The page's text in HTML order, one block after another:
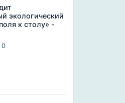
экологический
к столу» -